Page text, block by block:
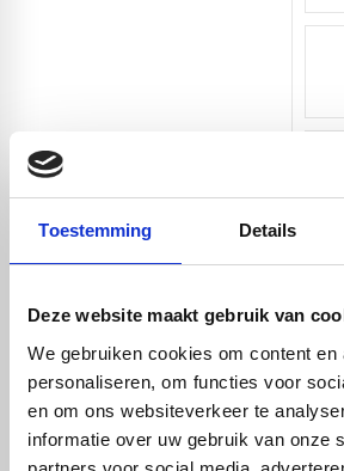
Toestemming Details
Deze website maakt gebruik van
We gebruiken cookies om content en
personaliseren, om functies voor
en om ons websiteverkeer te
informatie over uw gebruik van onze